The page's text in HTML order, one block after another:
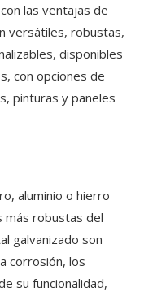
las ventajas de
versátiles, robustas,
disponibles
con opciones de
pinturas y paneles
aluminio o hierro
más robustas del
galvanizado son
corrosión, los
su funcionalidad,